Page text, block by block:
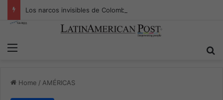
Home / AMÉRICAS